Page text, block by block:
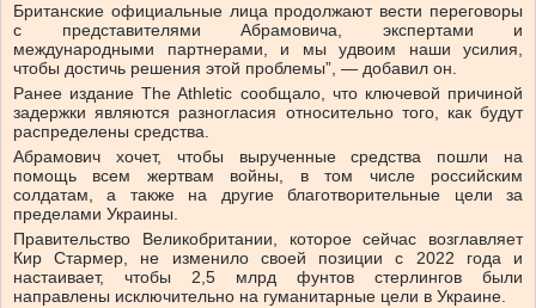
Британские официальные лица продолжают вести переговоры
с представителями Абрамовича, экспертами и
международными партнерами, и мы удвоим наши усилия,
чтобы достичь решения этой проблемы”, — добавил он.
Ранее издание The Athletic сообщало, что ключевой причиной
задержки являются разногласия относительно того, как будут
распределены средства.
Абрамович хочет, чтобы вырученные средства пошли на
помощь всем жертвам войны, в том числе российским
солдатам, а также на другие благотворительные цели за
пределами Украины.
Правительство Великобритании, которое сейчас возглавляет
Кир Стармер, не изменило своей позиции с 2022 года и
настаивает, чтобы 2,5 млрд фунтов стерлингов были
направлены исключительно на гуманитарные цели в Украине.